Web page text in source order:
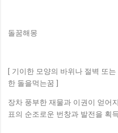
돌꿈해몽
[ 기이한 모양의 바위나 절벽 또
한 돌을먹는꿈 ]
장차 풍부한 재물과 이권이 얻어
표의 순조로운 번창과 발전을 획